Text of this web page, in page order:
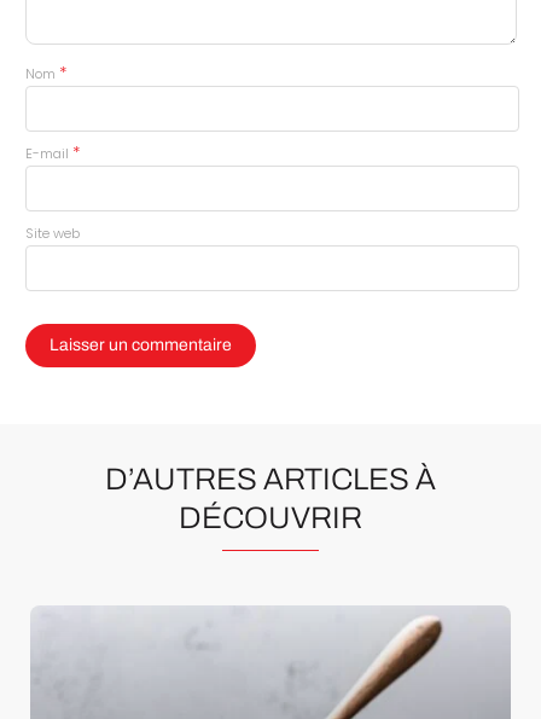
Nom *
E-mail *
Site web
D’AUTRES ARTICLES À
DÉCOUVRIR